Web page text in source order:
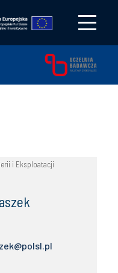
i Eksploatacji